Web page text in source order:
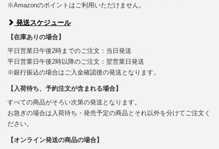
※Amazonのポイントはご利用いただけません。
発送スケジュール
【在庫ありの場合】
平日営業日午後2時までのご注文：当日発送
平日営業日午後2時以降のご注文：翌営業日発送
※銀行振込の場合はご入金確認後の発送となります。
【入荷待ち、予約注文が含まれる場合】
すべての商品がそろい次第の発送となります。
お急ぎの場合は入荷待ち・発売予定の商品とそれ以外を分けてご注文く
ださい。
【オンライン発送の商品の場合】